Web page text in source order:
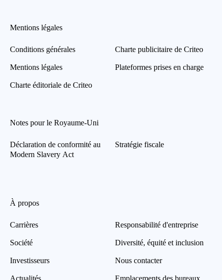
Mentions légales
Conditions générales
Mentions légales
Charte éditoriale de Criteo
Charte publicitaire de Criteo
Plateformes prises en charge
Notes pour le Royaume-Uni
Déclaration de conformité au
Modern Slavery Act
Stratégie fiscale
À propos
Carrières
Société
Investisseurs
Actualités
Responsabilité d'entreprise
Diversité, équité et inclusion
Nous contacter
Emplacements des bureaux